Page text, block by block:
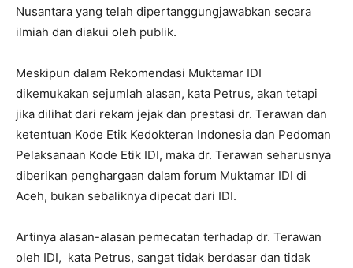
Nusantara yang telah dipertanggungjawabkan secara
ilmiah dan diakui oleh publik.
Meskipun dalam Rekomendasi Muktamar IDI
dikemukakan sejumlah alasan, kata Petrus, akan tetapi
jika dilihat dari rekam jejak dan prestasi dr. Terawan dan
ketentuan Kode Etik Kedokteran Indonesia dan Pedoman
Pelaksanaan Kode Etik IDI, maka dr. Terawan seharusnya
diberikan penghargaan dalam forum Muktamar IDI di
Aceh, bukan sebaliknya dipecat dari IDI.
Artinya alasan-alasan pemecatan terhadap dr. Terawan
oleh IDI, kata Petrus, sangat tidak berdasar dan tidak